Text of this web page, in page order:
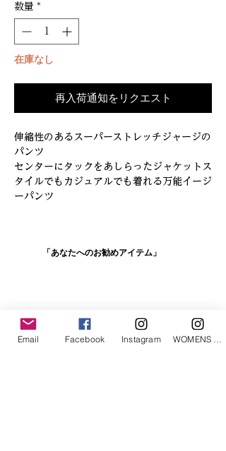
数量 *
在庫なし
再入荷通知をリクエスト
伸縮性のあるスーパーストレッチジャージの
パンツ
センターにタックをあしらったジャケットス
タイルでもカジュアルでも着れる万能イージ
ーパンツ
「あなたへのお勧めアイテム」
Email Facebook Instagram